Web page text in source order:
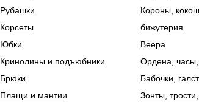
Рубашки
Корсеты
Юбки
Кринолины и подъюбники
Брюки
Плащи и мантии
Короны,
бижутерия
Веера
Ордена, часы,
Бабочки,
Зонты,